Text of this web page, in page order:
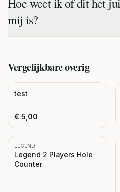
Hoe weet ik of dit het
mij is?
Vergelijkbareoverig
test
€ 5,00
LEGEND
Legend 2 Players Hole
Counter